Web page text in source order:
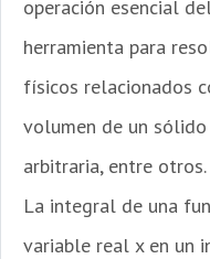
operación esencial
herramienta para
físicos relacionados
volumen de un
arbitraria, entre otros.
La integral de una
variable real x en un